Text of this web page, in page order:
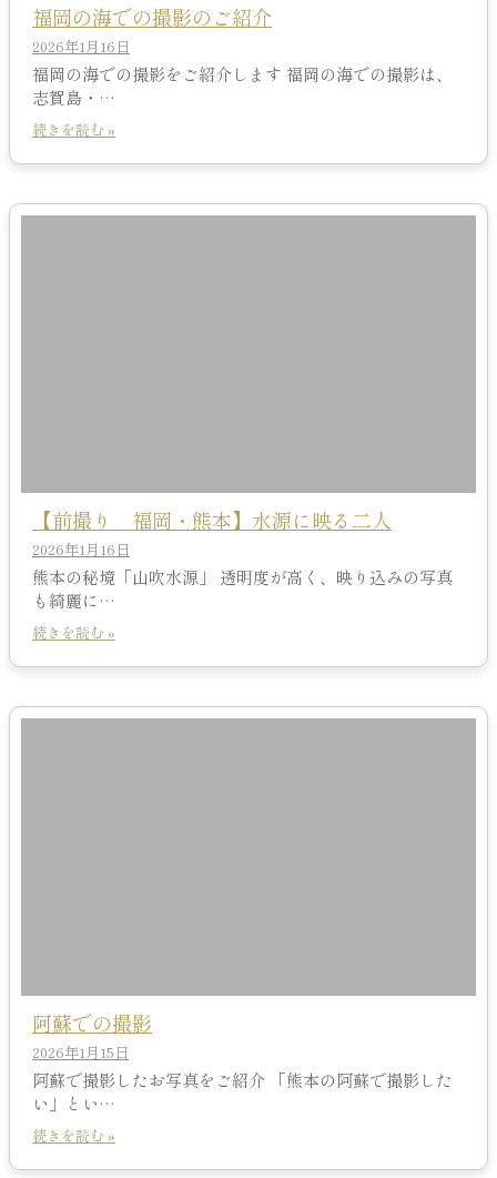
福岡の海での撮影のご紹介
2026年1月16日
福岡の海での撮影をご紹介します 福岡の海での撮影は、
志賀島・…
続きを読む »
【前撮り 福岡・熊本】水源に映る二人
2026年1月16日
熊本の秘境「山吹水源」 透明度が高く、映り込みの写真
も綺麗に…
続きを読む »
阿蘇での撮影
2026年1月15日
阿蘇で撮影したお写真をご紹介 「熊本の阿蘇で撮影した
い」とい…
続きを読む »